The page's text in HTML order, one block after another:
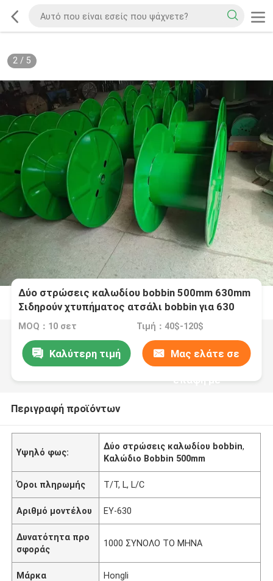
2/ 5
Δύο στρώσεις καλωδίου bobbin 500mm 630mm
Σιδηρούν χτυπήματος ατσάλι bobbin για 630
Buncher
MOQ：10 σετ Τιμή：40$-120$
Καλύτερη τιμή Μας ελάτε σε
επαφή με
Περιγραφή προϊόντων
Υψηλό φως:
Δύο στρώσεις καλωδίου bobbin,
Καλώδιο Bobbin 500mm
Όροι πληρωμής Τ/Τ, L, L/C
Αριθμό μοντέλου ΕΥ-630
Δυνατότητα προ
σφοράς
1000 ΣΥΝΟΛΟ ΤΟ ΜΗΝΑ
Μάρκα Hongli